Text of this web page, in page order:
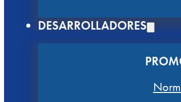
DESARROLLADORES